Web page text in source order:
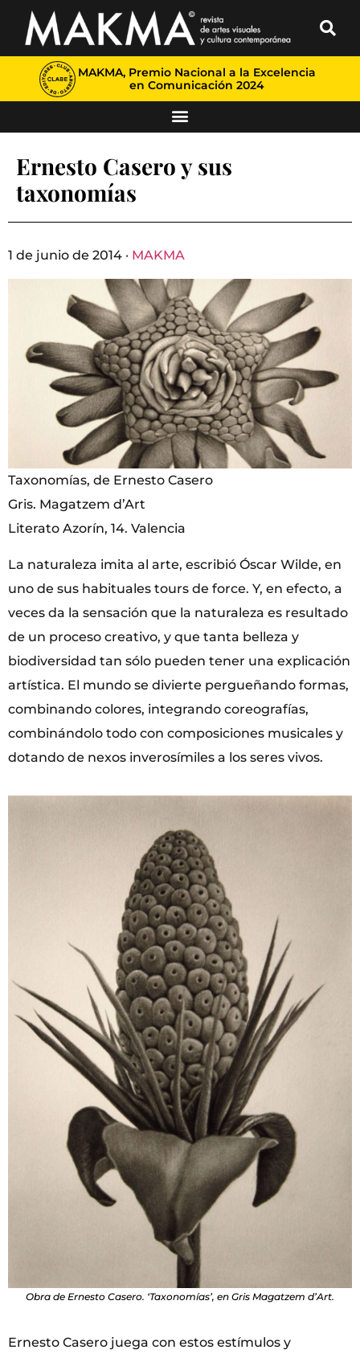
MAKMA, Premio Nacional a la Excelencia
en Comunicación 2024
Ernesto Casero y sus
taxonomías
1 de junio de 2014 · MAKMA
Taxonomías, de Ernesto Casero
Gris. Magatzem d’Art
Literato Azorín, 14. Valencia
La naturaleza imita al arte, escribió Óscar Wilde, en
uno de sus habituales tours de force. Y, en efecto, a
veces da la sensación que la naturaleza es resultado
de un proceso creativo, y que tanta belleza y
biodiversidad tan sólo pueden tener una explicación
artística. El mundo se divierte pergueñando formas,
combinando colores, integrando coreografías,
combinándolo todo con composiciones musicales y
dotando de nexos inverosímiles a los seres vivos.
Obra de Ernesto Casero. ‘Taxonomías’, en Gris Magatzem d’Art.
Ernesto Casero juega con estos estímulos y